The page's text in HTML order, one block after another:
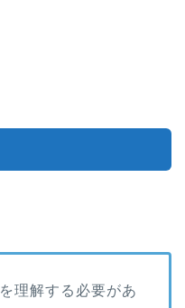
理解する必要があ